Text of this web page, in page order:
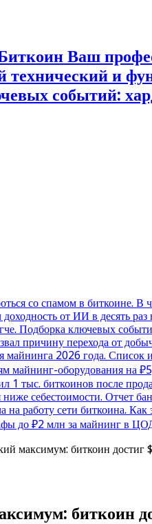
Ваш
технический и
событий:
со спамом в биткоине. В
от ИИ в десять
Подборка ключевых
причину перехода от
майнинга 2026 года. Список
майнинг-оборудования на
тыс. биткоинов после
ниже себестоимости. Отчет
работу сети биткоина. Как
до ₽2 млн за майнинг в
максимум: биткоин достиг
биткоин